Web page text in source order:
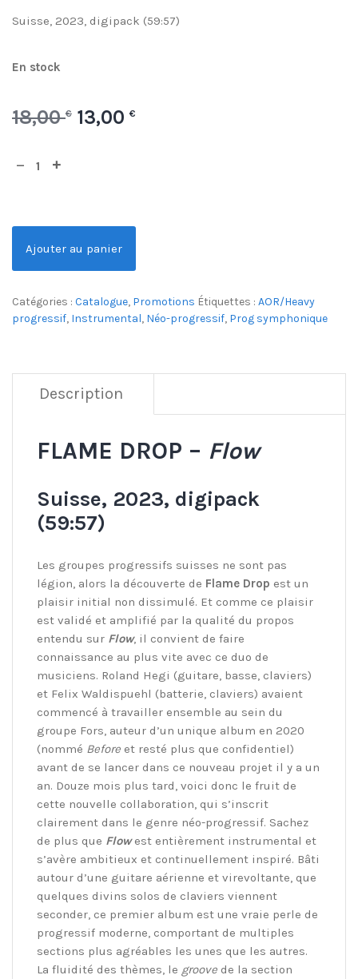
Suisse, 2023, digipack (59:57)
En stock
18,00€ 13,00 €
Ajouter au panier
Catégories : Catalogue, Promotions Étiquettes : AOR/Heavy
progressif, Instrumental, Néo-progressif, Prog symphonique
Description
FLAME DROP – Flow
Suisse, 2023, digipack
(59:57)
Les groupes progressifs suisses ne sont pas
légion, alors la découverte de Flame Drop est un
plaisir initial non dissimulé. Et comme ce plaisir
est validé et amplifié par la qualité du propos
entendu sur Flow, il convient de faire
connaissance au plus vite avec ce duo de
musiciens. Roland Hegi (guitare, basse, claviers)
et Felix Waldispuehl (batterie, claviers) avaient
commencé à travailler ensemble au sein du
groupe Fors, auteur d’un unique album en 2020
(nommé Before et resté plus que confidentiel)
avant de se lancer dans ce nouveau projet il y a un
an. Douze mois plus tard, voici donc le fruit de
cette nouvelle collaboration, qui s’inscrit
clairement dans le genre néo-progressif. Sachez
de plus que Flowest entièrement instrumental et
s’avère ambitieux et continuellement inspiré. Bâti
autour d’une guitare aérienne et virevoltante, que
quelques divins solos de claviers viennent
seconder, ce premier album est une vraie perle de
progressif moderne, comportant de multiples
sections plus agréables les unes que les autres.
La fluidité des thèmes, le groove de la section